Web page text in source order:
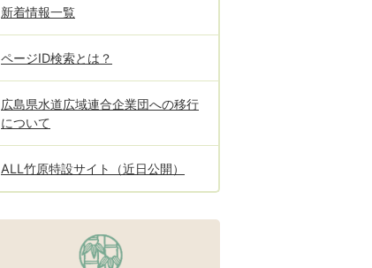
新着情報一覧
ページID検索とは？
広島県水道広域連合企業団への移行
について
ALL竹原特設サイト（近日公開）